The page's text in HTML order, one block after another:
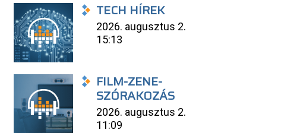
TECH HÍREK
2026. augusztus 2.
15:13
FILM-ZENE-
SZÓRAKOZÁS
2026. augusztus 2.
11:09